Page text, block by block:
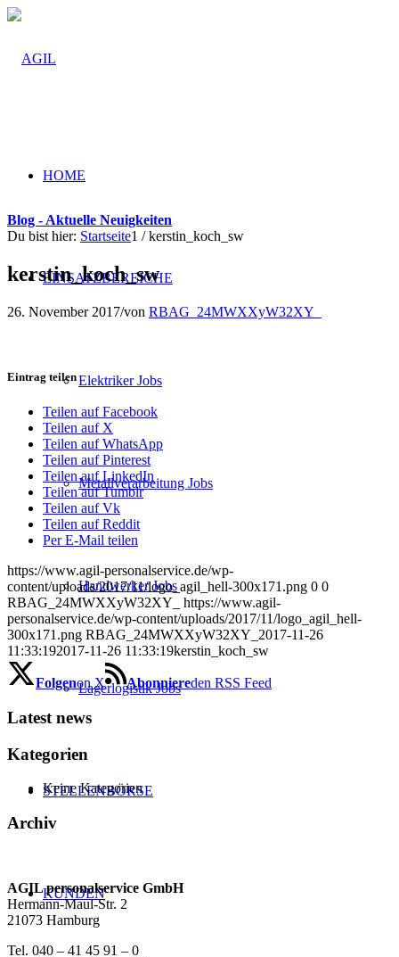
HOME
EINSATZBEREICHE
Elektriker Jobs
Metallverarbeitung Jobs
Handwerker Jobs
Lagerlogistik Jobs
STELLENBÖRSE
KUNDEN
Blog - Aktuelle Neuigkeiten
Du bist hier: Startseite1 / kerstin_koch_sw
kerstin_koch_sw
26. November 2017/von RBAG_24MWXXyW32XY_
Eintrag teilen
Teilen auf Facebook
Teilen auf X
Teilen auf WhatsApp
Teilen auf Pinterest
Teilen auf LinkedIn
Teilen auf Tumblr
Teilen auf Vk
Teilen auf Reddit
Per E-Mail teilen
https://www.agil-personalservice.de/wp-
content/uploads/2017/11/logo_agil_hell-300x171.png 0 0
RBAG_24MWXXyW32XY_
https://www.agil-
personalservice.de/wp-content/uploads/2017/11/logo_agil_hell-
300x171.png RBAG_24MWXXyW32XY_ 2017-11-26
11:33:192017-11-26 11:33:19kerstin_koch_sw
Folgenon X Abonniereden RSS Feed
Latest news
Kategorien
Keine Kategorien
Archiv
AGIL personalservice GmbH
Hermann-Maul-Str. 2
21073 Hamburg
Tel. 040 – 41 45 91 – 0